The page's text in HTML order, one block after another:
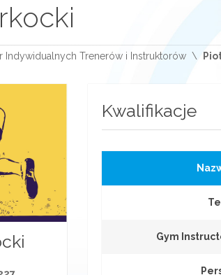
Indywidualnych Trenerów i Instruktorów
Kwalifikacje
Gym